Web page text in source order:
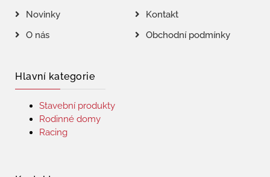
Novinky
Kontakt
O nás
Obchodní podmínky
Hlavní kategorie
Stavební produkty
Rodinné domy
Racing